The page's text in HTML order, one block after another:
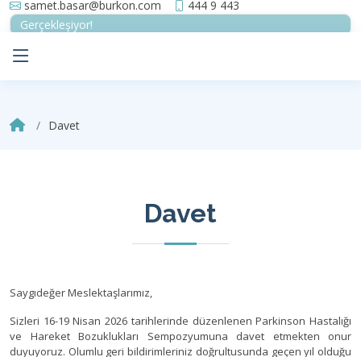
samet.basar@burkon.com
444 9 443
Gerçekleşiyor!
Davet
Davet
Saygıdeğer Meslektaşlarımız,
Sizleri 16-19 Nisan 2026 tarihlerinde düzenlenen Parkinson Hastalığı
ve Hareket Bozuklukları Sempozyumuna davet etmekten onur
duyuyoruz. Olumlu geri bildirimleriniz doğrultusunda geçen yıl olduğu